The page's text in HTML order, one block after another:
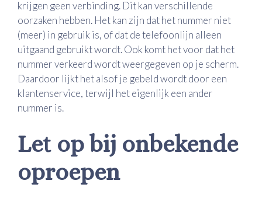
krijgen geen verbinding. Dit kan verschillende
oorzaken hebben. Het kan zijn dat het nummer niet
(meer) in gebruik is, of dat de telefoonlijn alleen
uitgaand gebruikt wordt. Ook komt het voor dat het
nummer verkeerd wordt weergegeven op je scherm.
Daardoor lijkt het alsof je gebeld wordt door een
klantenservice, terwijl het eigenlijk een ander
nummer is.
Let op bij onbekende
oproepen